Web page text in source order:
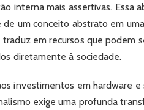
interna mais assertivas. Essa
um conceito abstrato em
em recursos que podem
diretamente à sociedade.
investimentos em hardware
exige uma profunda